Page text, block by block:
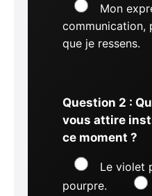
Mon
communication,
que je ressens.
Question 2 :
vous attire
ce moment ?
Le violet
pourpre.